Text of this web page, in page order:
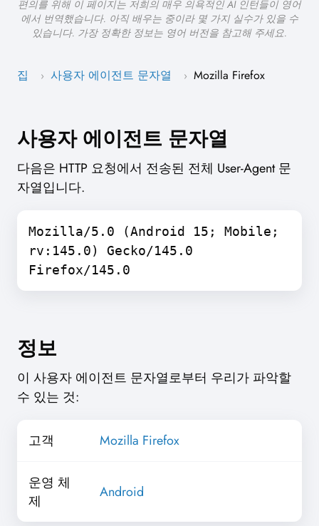
편의를 위해 이 페이지는 저희의 매우 의욕적인 AI 인턴들이 영어
에서 번역했습니다. 아직 배우는 중이라 몇 가지 실수가 있을 수
있습니다. 가장 정확한 정보는 영어 버전을 참고해 주세요.
집 › 사용자 에이전트 문자열 › Mozilla Firefox
사용자 에이전트 문자열
다음은 HTTP 요청에서 전송된 전체 User-Agent 문
자열입니다.
Mozilla/5.0 (Android 15; Mobile;
rv:145.0) Gecko/145.0
Firefox/145.0
정보
이 사용자 에이전트 문자열로부터 우리가 파악할
수 있는 것:
고객 Mozilla Firefox
운영 체
제
Android